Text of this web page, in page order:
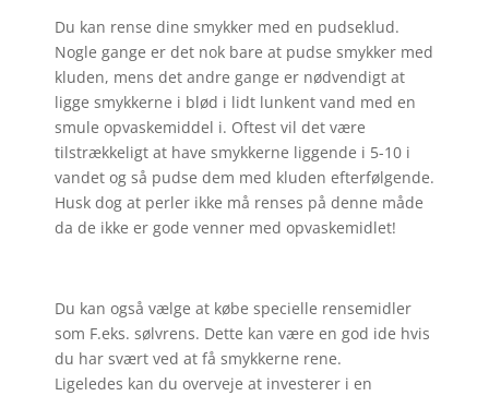
Du kan rense dine smykker med en pudseklud.
Nogle gange er det nok bare at pudse smykker med
kluden, mens det andre gange er nødvendigt at
ligge smykkerne i blød i lidt lunkent vand med en
smule opvaskemiddel i. Oftest vil det være
tilstrækkeligt at have smykkerne liggende i 5-10 i
vandet og så pudse dem med kluden efterfølgende.
Husk dog at perler ikke må renses på denne måde
da de ikke er gode venner med opvaskemidlet!
Du kan også vælge at købe specielle rensemidler
som F.eks. sølvrens. Dette kan være en god ide hvis
du har svært ved at få smykkerne rene.
Ligeledes kan du overveje at investerer i en